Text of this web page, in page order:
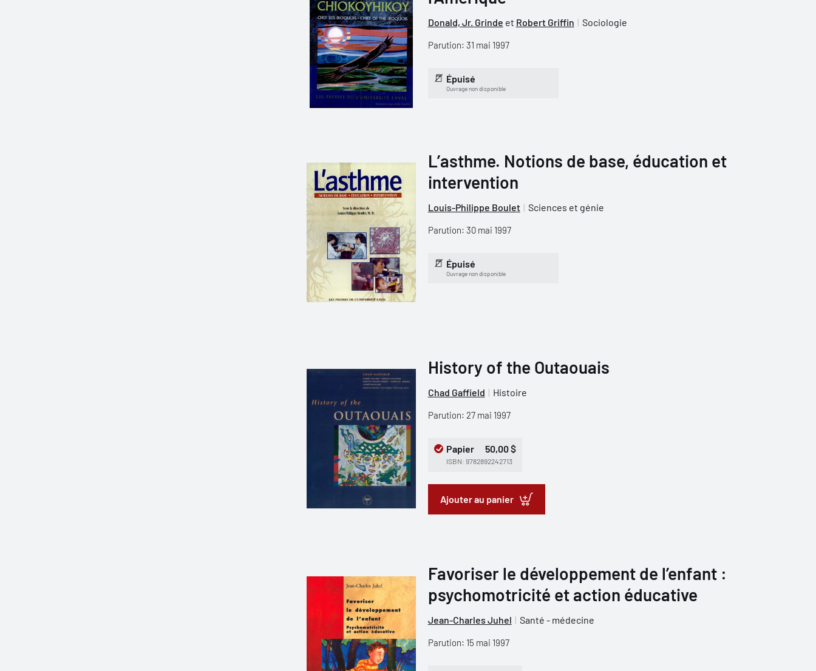
Donald, Jr. Grinde et Robert Griffin Sociologie
Parution: 31 mai 1997
Épuisé
Ouvrage non disponible
L’asthme. Notions de base, éducation et
intervention
Louis-Philippe Boulet Sciences et génie
Parution: 30 mai 1997
Épuisé
Ouvrage non disponible
History of the Outaouais
Chad Gaffield Histoire
Parution: 27 mai 1997
Papier 50,00 $
ISBN: 9782892242713
Ajouter au panier
Favoriser le développement de l’enfant :
psychomotricité et action éducative
Jean-Charles Juhel Santé - médecine
Parution: 15 mai 1997